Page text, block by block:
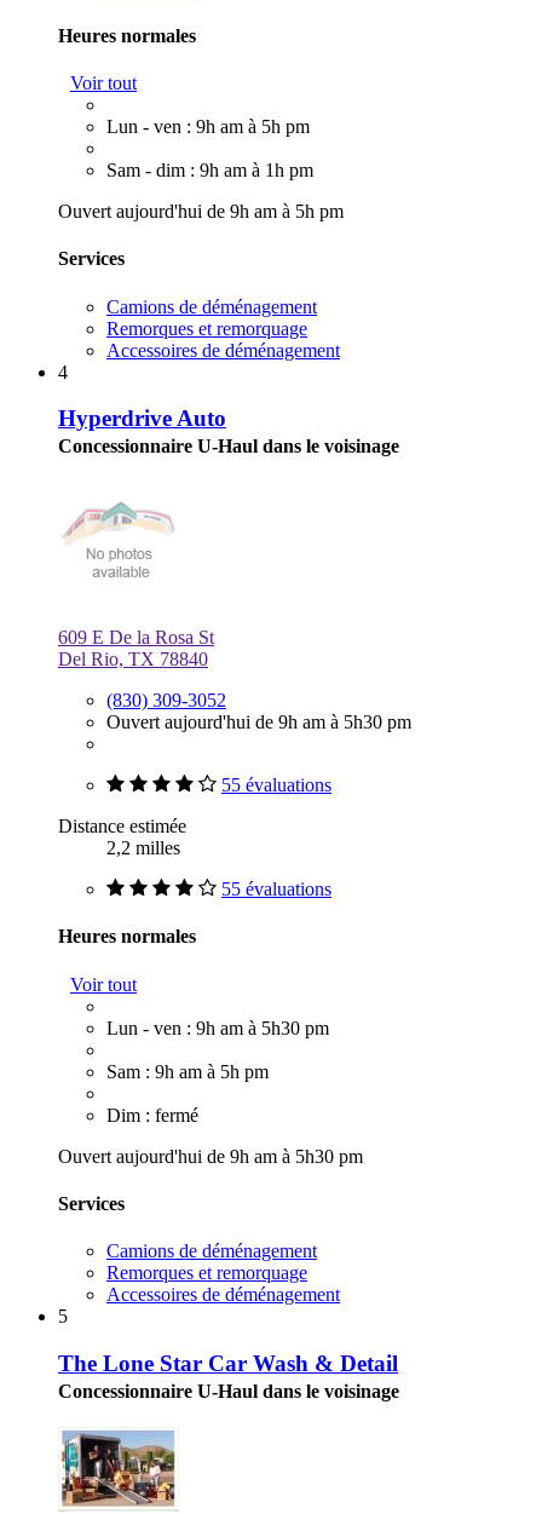
Heures normales
Voir tout
Lun - ven : 9h am à 5h pm
Sam - dim : 9h am à 1h pm
Ouvert aujourd'hui de 9h am à 5h pm
Services
Camions de déménagement
Remorques et remorquage
Accessoires de déménagement
4
Hyperdrive Auto
Concessionnaire U-Haul dans le voisinage
609 E De la Rosa St
Del Rio, TX 78840
(830) 309-3052
Ouvert aujourd'hui de 9h am à 5h30 pm
55 évaluations
Distance estimée
2,2 milles
55 évaluations
Heures normales
Voir tout
Lun - ven : 9h am à 5h30 pm
Sam : 9h am à 5h pm
Dim : fermé
Ouvert aujourd'hui de 9h am à 5h30 pm
Services
Camions de déménagement
Remorques et remorquage
Accessoires de déménagement
5
The Lone Star Car Wash & Detail
Concessionnaire U-Haul dans le voisinage